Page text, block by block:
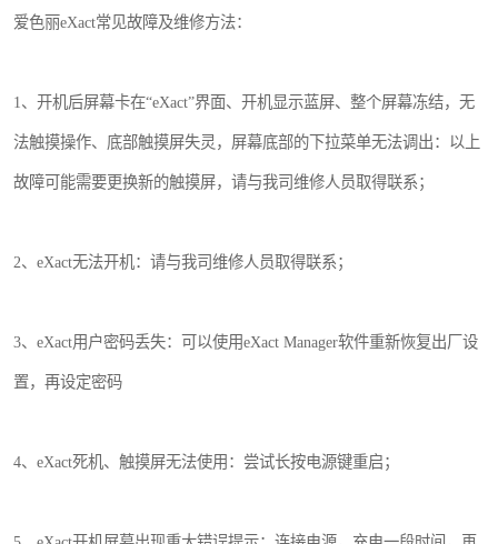
爱色丽eXact常见故障及维修方法：
1、开机后屏幕卡在“eXact”界面、开机显示蓝屏、整个屏幕冻结，无
法触摸操作、底部触摸屏失灵，屏幕底部的下拉菜单无法调出：以上
故障可能需要更换新的触摸屏，请与我司维修人员取得联系；
2、eXact无法开机：请与我司维修人员取得联系；
3、eXact用户密码丢失：可以使用eXact Manager软件重新恢复出厂设
置，再设定密码
4、eXact死机、触摸屏无法使用：尝试长按电源键重启；